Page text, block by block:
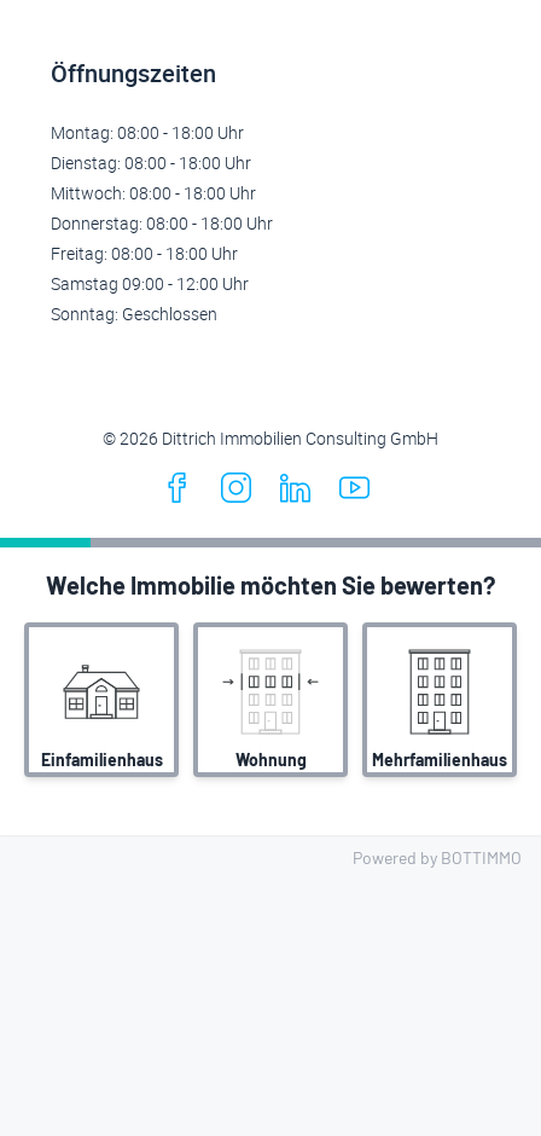
Öffnungszeiten
Montag: 08:00 - 18:00 Uhr
Dienstag: 08:00 - 18:00 Uhr
Mittwoch: 08:00 - 18:00 Uhr
Donnerstag: 08:00 - 18:00 Uhr
Freitag: 08:00 - 18:00 Uhr
Samstag 09:00 - 12:00 Uhr
Sonntag: Geschlossen
© 2026 Dittrich Immobilien Consulting GmbH